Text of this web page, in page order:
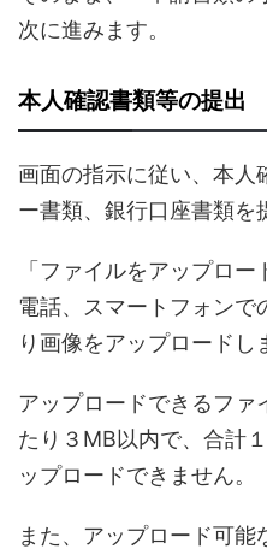
次に進みます。
本人確認書類等の提出
画面の指示に従い、本人
ー書類、銀行口座書類を
「ファイルをアップロ
電話、スマートフォンで
り画像をアップロードし
アップロードできるファ
たり３MB以内で、合計
ップロードできません。
また、アップロード可能